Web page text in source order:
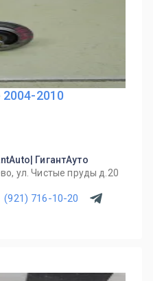
2010
ГигантАуто
ул. Чистые пруды д.20
(921) 716-10-20